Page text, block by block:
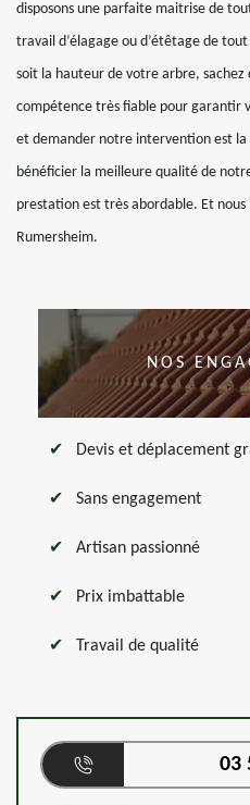
disposons une parfaite maitrise de
travail d’élagage ou d’étêtage de
soit la hauteur de votre arbre, sachez
compétence très fiable pour garantir
et demander notre intervention est la
bénéficier la meilleure qualité de
prestation est très abordable. Et
Rumersheim.
NOS
Devis et déplacement
Sans engagement
Artisan passionné
Prix imbattable
Travail de qualité
03